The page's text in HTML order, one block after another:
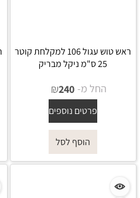
ראש טוש עגול 106 למקלחת קוטר
25 ס"מ ניקל מבריק
החל מ- ₪240
פרטים נוספים
הוסף לסל